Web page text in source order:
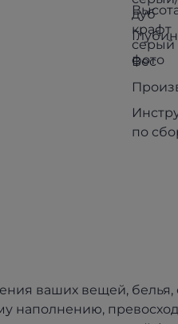
Вес
по
ваших вещей, белья,
наполнению,